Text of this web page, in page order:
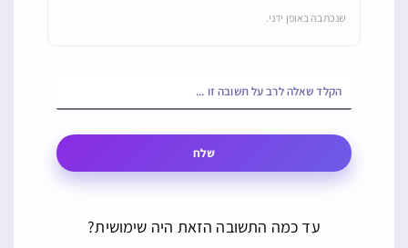
שנכתבה באופן ידני.
שלח
עד כמה התשובה הזאת היה שימושית?